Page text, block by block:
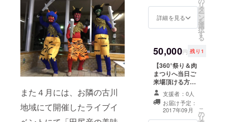
また４月には、お隣の古川
地域にて開催したライブイ
花火打ち上げ
メッセージ、会
場入口へのお名
前掲示が不要な
下さい
B「■■■さん、
子さん）誕生お
めでとうござい
結婚おめでとう
ございま～す！
お幸せに～！」
D・・・オリジ
ナルメッセージ
希望の方はお申
し付け下さい ※
花火打ち上げ
メッセージ、会
色紙」プレゼン
後日お送りさせ
て頂きま
花火打ち上げの
際にあなたの
メッセージを会
場にてアナウン
ス♪ ※メッセージ
の種類をお選び
下さい A「■■■
さん、誕生日お
めでとうござい
ンその３☆
流しに田尻へ
♨・・・「さく
２枚） リターン
その４★これで
あなたもネイ
ティブな会話
を！「Avain特
製 方言手ぬぐ
い」（1枚） リ
ターンその５☆
夏にぴった
開催予定、肉ま
つりは8月27日
（日）AM9：30
入口にて特別応
援サポーター様
としてお名前を
掲示させて頂き
ます！ リターン
その２★お祭り
写真付きThanks
mail☆彡 リター
ンその３☆
詳細を見る
リ
タ
ー
ン
を
選
択
す
る
50,000円 残り1
【360°祭り＆肉
まつりへ当日ご
来場頂ける方限
定！！先着1名
様】※360°祭り
は8月26日
（土）PM5：00
支援者：0人
お届け予定：
2017年09月
こ
の
リ